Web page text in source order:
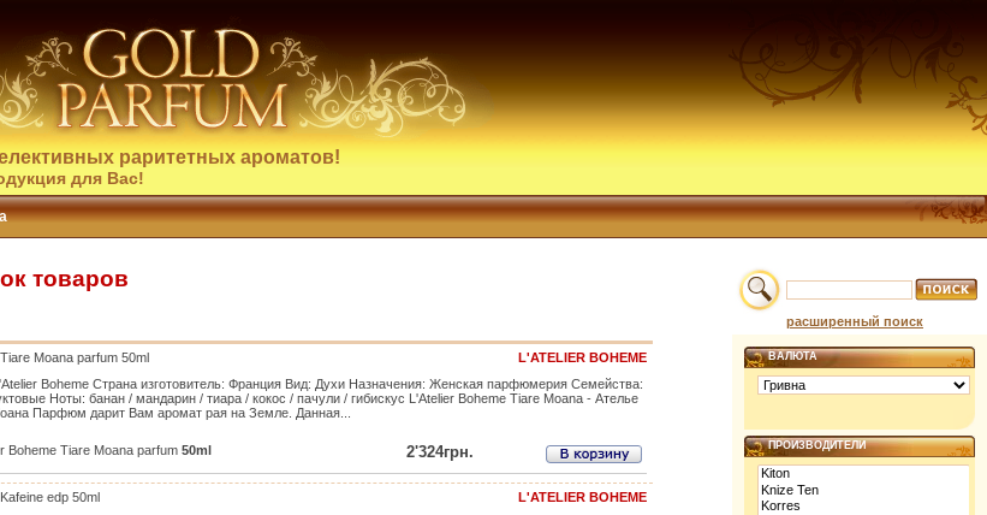
раритетных ароматов!
для Вас!
товаров
Moana parfum 50ml
L'ATELIER BOHEME
Boheme Страна изготовитель: Франция Вид: Духи Назначения: Женская парфюмерия Семейства:
Ноты: банан / мандарин / тиара / кокос / пачули / гибискус L'Atelier Boheme Tiare Moana - Ателье
Парфюм дарит Вам аромат рая на Земле. Данная...
Boheme Tiare Moana parfum 50ml 2'324грн.
edp 50ml
L'ATELIER BOHEME
расширенный поиск
ВАЛЮТА
ПРОИЗВОДИТЕЛИ